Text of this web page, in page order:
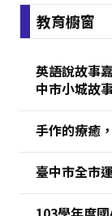
:::教育櫥窗
英語說故事嘉年華
中市小城故
手作的療癒
臺中市全市